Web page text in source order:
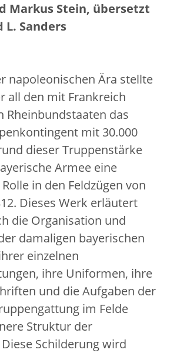
Markus Stein, übersetzt
L. Sanders
napoleonischen Ära stellte
all den mit Frankreich
Rheinbundstaaten das
mit 30.000
dieser Truppenstärke
Armee eine
in den Feldzügen von
Dieses Werk erläutert
die Organisation und
damaligen bayerischen
einzelnen
ihre Uniformen, ihre
und die Aufgaben der
im Felde
Struktur der
Schilderung wird